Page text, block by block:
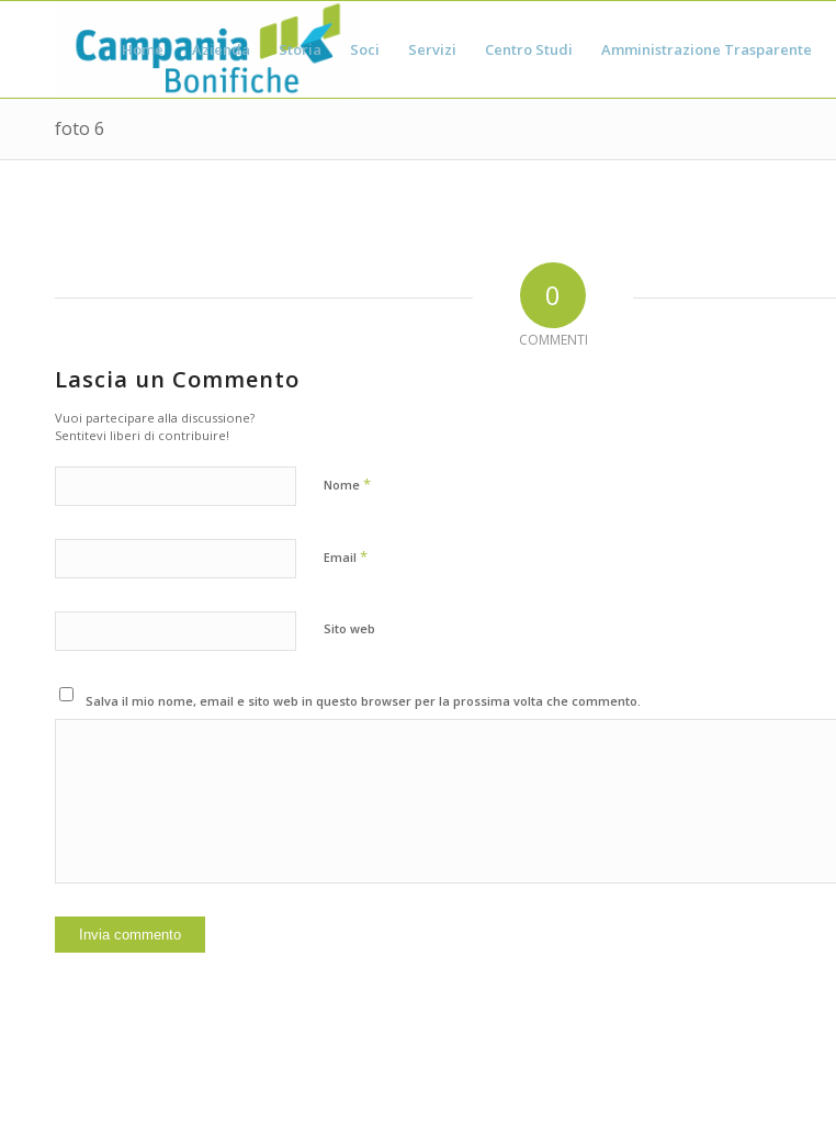
Home Azienda Storia Soci Servizi Centro Studi Amministrazione Trasparente
foto 6
0
COMMENTI
Lascia un Commento
Vuoi partecipare alla discussione?
Sentitevi liberi di contribuire!
Nome *
Email *
Sito web
Salva il mio nome, email e sito web in questo browser per la prossima volta che commento.